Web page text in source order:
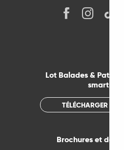
Lot Balades &
TÉLÉCHARGER
Brochures et